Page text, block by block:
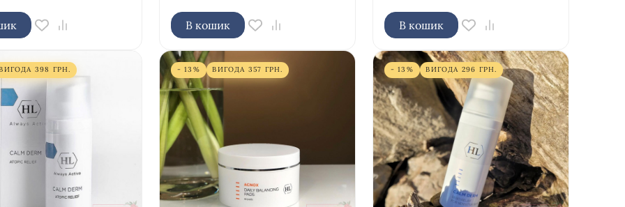
В кошик В кошик
398 ГРН. - 13% ВИГОДА 357 ГРН. - 13% ВИГОДА 296 ГРН.